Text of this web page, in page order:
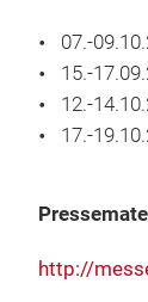
07.-
15.-
12.-
17.-
http://